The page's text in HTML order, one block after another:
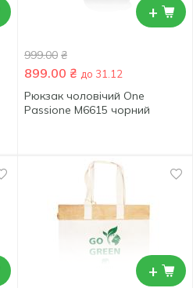
+
999.00 ₴
899.00 ₴ до 31.12
Рюкзак чоловічий One
Passione M6615 чорний
+